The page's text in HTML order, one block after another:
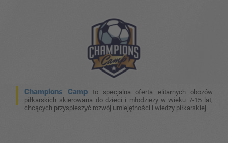
Champions Camp to specjalna oferta elitarnych obozów
piłkarskich skierowana do dzieci i młodzieży w wieku 7-15 lat,
chcących przyspieszyć rozwój umiejętności i wiedzy piłkarskiej.